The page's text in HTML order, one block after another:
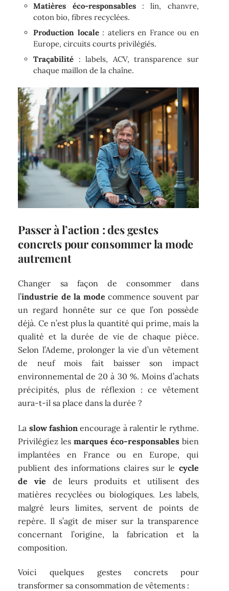
Matières éco-responsables: lin, chanvre,
coton bio, fibres recyclées.
Production locale: ateliers en France ou en
Europe, circuits courts privilégiés.
Traçabilité : labels, ACV, transparence sur
chaque maillon de la chaîne.
Passer à l’action : des gestes
concrets pour consommer la mode
autrement
Changer sa façon de consommer dans
l’industrie de la mode commence souvent par
un regard honnête sur ce que l’on possède
déjà. Ce n’est plus la quantité qui prime, mais la
qualité et la durée de vie de chaque pièce.
Selon l’Ademe, prolonger la vie d’un vêtement
de neuf mois fait baisser son impact
environnemental de 20 à 30 %. Moins d’achats
précipités, plus de réflexion : ce vêtement
aura-t-il sa place dans la durée ?
La slow fashion encourage à ralentir le rythme.
Privilégiez les marques éco-responsablesbien
implantées en France ou en Europe, qui
publient des informations claires sur le cycle
de vie de leurs produits et utilisent des
matières recyclées ou biologiques. Les labels,
malgré leurs limites, servent de points de
repère. Il s’agit de miser sur la transparence
concernant l’origine, la fabrication et la
composition.
Voici quelques gestes concrets pour
transformer sa consommation de vêtements :